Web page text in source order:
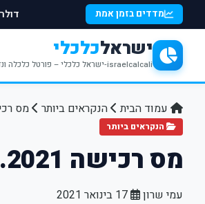
מדדים בזמן אמת
ישראלכלכלי
israelcalcali-ישראל כלכלי – פורטל כלכלה ונדל''ן-מחפשים חדשות כלכליות עדכניות? האתר ישראל כלכלי מציע עדכונים וחדשות שבתחומי הכלכלה הפיננסים והנדל''ן
עמוד הבית הנקראים ביותר מס רכישה 2021.
הנקראים ביותר
מס רכישה 2021. עודכנו מדרגות המס
עמי שרון